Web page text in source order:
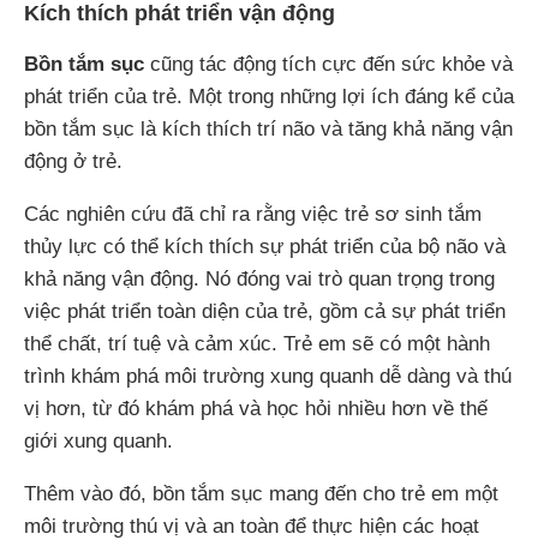
Kích thích phát triển vận động
Bồn tắm sục cũng tác động tích cực đến sức khỏe và
phát triển của trẻ. Một trong những lợi ích đáng kể của
bồn tắm sục là kích thích trí não và tăng khả năng vận
động ở trẻ.
Các nghiên cứu đã chỉ ra rằng việc trẻ sơ sinh tắm
thủy lực có thể kích thích sự phát triển của bộ não và
khả năng vận động. Nó đóng vai trò quan trọng trong
việc phát triển toàn diện của trẻ, gồm cả sự phát triển
thể chất, trí tuệ và cảm xúc. Trẻ em sẽ có một hành
trình khám phá môi trường xung quanh dễ dàng và thú
vị hơn, từ đó khám phá và học hỏi nhiều hơn về thế
giới xung quanh.
Thêm vào đó, bồn tắm sục mang đến cho trẻ em một
môi trường thú vị và an toàn để thực hiện các hoạt